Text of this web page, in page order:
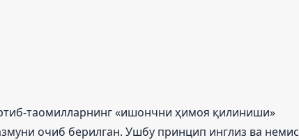
таомилларнинг «ишончни ҳимоя қилиниши»
очиб берилган. Ушбу принцип инглиз ва немис